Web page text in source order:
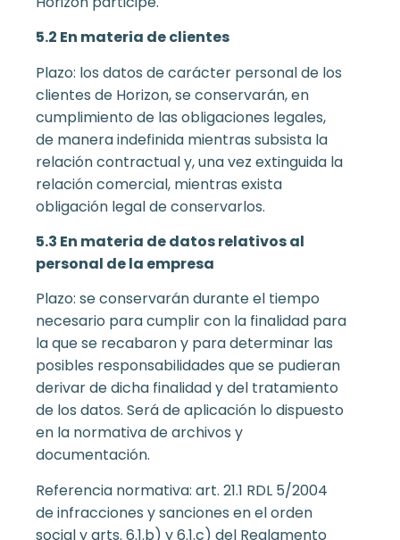
5.2 En materia de clientes
Plazo: los datos de carácter personal de los
clientes de Horizon, se conservarán, en
cumplimiento de las obligaciones legales,
de manera indefinida mientras subsista la
relación contractual y, una vez extinguida la
relación comercial, mientras exista
obligación legal de conservarlos.
5.3 En materia de datos relativos al
personal de la empresa
Plazo: se conservarán durante el tiempo
necesario para cumplir con la finalidad para
la que se recabaron y para determinar las
posibles responsabilidades que se pudieran
derivar de dicha finalidad y del tratamiento
de los datos. Será de aplicación lo dispuesto
en la normativa de archivos y
documentación.
Referencia normativa: art. 21.1 RDL 5/2004
de infracciones y sanciones en el orden
social y arts. 6.1.b) y 6.1.c) del Reglamento